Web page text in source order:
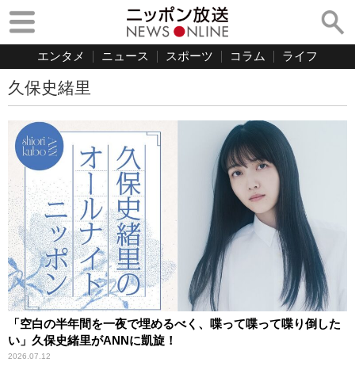
エンタメ ニュース スポーツ コラム ライフ
久保史緒里
「空白の半年間を一夜で埋めるべく、喋って喋って喋り倒した
い」久保史緒里がANNに凱旋！
2026.07.12